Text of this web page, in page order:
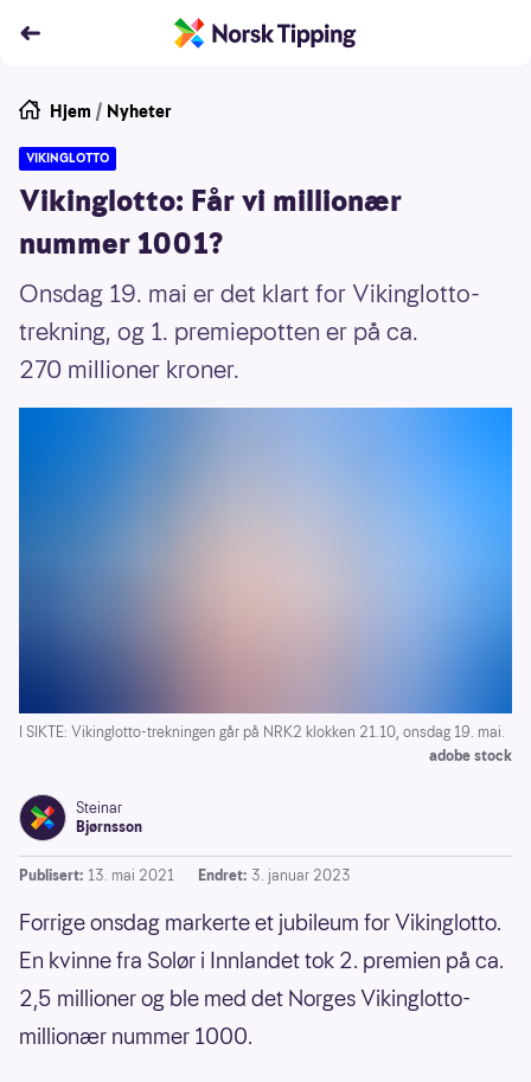
Hjem / Nyheter
VIKINGLOTTO
Vikinglotto: Får vi millionær
nummer 1001?
Onsdag 19. mai er det klart for Vikinglotto-
trekning, og 1. premiepotten er på ca.
270 millioner kroner.
I SIKTE: Vikinglotto-trekningen går på NRK2 klokken 21.10, onsdag 19. mai.
adobe stock
Steinar
Bjørnsson
Publisert: 13. mai 2021 Endret: 3. januar 2023
Forrige onsdag markerte et jubileum for Vikinglotto.
En kvinne fra Solør i Innlandet tok 2. premien på ca.
2,5 millioner og ble med det Norges Vikinglotto-
millionær nummer 1000.